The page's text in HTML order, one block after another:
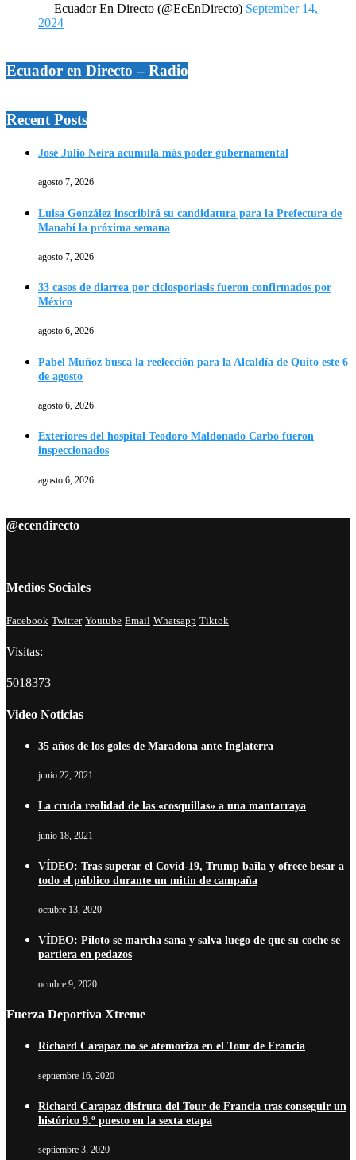
— Ecuador En Directo (@EcEnDirecto) September 14,
2024
Ecuador en Directo – Radio
Recent Posts
José Julio Neira acumula más poder gubernamental
agosto 7, 2026
Luisa González inscribirá su candidatura para la Prefectura de
Manabí la próxima semana
agosto 7, 2026
33 casos de diarrea por ciclosporiasis fueron confirmados por
México
agosto 6, 2026
Pabel Muñoz busca la reelección para la Alcaldía de Quito este 6
de agosto
agosto 6, 2026
Exteriores del hospital Teodoro Maldonado Carbo fueron
inspeccionados
agosto 6, 2026
@ecendirecto
Medios Sociales
Facebook Twitter Youtube Email Whatsapp Tiktok
Visitas:
5018373
Video Noticias
35 años de los goles de Maradona ante Inglaterra
junio 22, 2021
La cruda realidad de las «cosquillas» a una mantarraya
junio 18, 2021
VÍDEO: Tras superar el Covid-19, Trump baila y ofrece besar a
todo el público durante un mitin de campaña
octubre 13, 2020
VÍDEO: Piloto se marcha sana y salva luego de que su coche se
partiera en pedazos
octubre 9, 2020
Fuerza Deportiva Xtreme
Richard Carapaz no se atemoriza en el Tour de Francia
septiembre 16, 2020
Richard Carapaz disfruta del Tour de Francia tras conseguir un
histórico 9.º puesto en la sexta etapa
septiembre 3, 2020